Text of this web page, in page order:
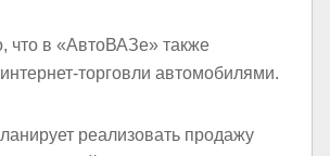
что в «АвтоВАЗе» также
торговли автомобилями.